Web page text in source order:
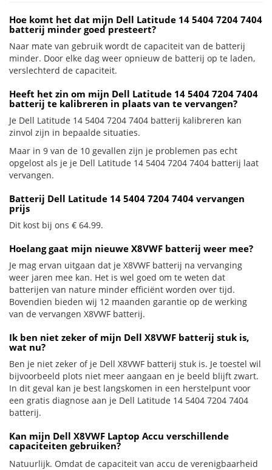
Hoe komt het dat mijn Dell Latitude 14 5404 7204 7404
batterij minder goed presteert?
Naar mate van gebruik wordt de capaciteit van de batterij
minder. Door elke dag weer opnieuw de batterij op te laden,
verslechterd de capaciteit.
Heeft het zin om mijn Dell Latitude 14 5404 7204 7404
batterij te kalibreren in plaats van te vervangen?
Je Dell Latitude 14 5404 7204 7404 batterij kalibreren kan
zinvol zijn in bepaalde situaties.
Maar in 9 van de 10 gevallen zijn je problemen pas echt
opgelost als je je Dell Latitude 14 5404 7204 7404 batterij laat
vervangen.
Batterij Dell Latitude 14 5404 7204 7404 vervangen
prijs
Dit kost bij ons € 64.99.
Hoelang gaat mijn nieuwe X8VWF batterij weer mee?
Je mag ervan uitgaan dat je X8VWF batterij na vervanging
weer jaren mee kan. Het is wel goed om te weten dat
batterijen van nature minder efficiënt worden over tijd.
Bovendien bieden wij 12 maanden garantie op de werking
van de vervangen X8VWF batterij.
Ik ben niet zeker of mijn Dell X8VWF batterij stuk is,
wat nu?
Ben je niet zeker of je Dell X8VWF batterij stuk is. Je toestel wil
bijvoorbeeld plots niet meer aangaan en je beeld blijft zwart.
In dit geval kan je best langskomen in een herstelpunt voor
een gratis diagnose aan je Dell Latitude 14 5404 7204 7404
batterij.
Kan mijn Dell X8VWF Laptop Accu verschillende
capaciteiten gebruiken?
Natuurlijk. Omdat de capaciteit van accu de verenigbaarheid